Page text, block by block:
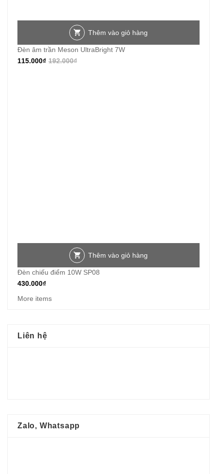
Thêm vào giỏ hàng
Đèn âm trần Meson UltraBright 7W
192.000₫
115.000₫
Thêm vào giỏ hàng
Đèn chiếu điểm 10W SP08
430.000₫
More items
Liên hệ
Zalo, Whatsapp